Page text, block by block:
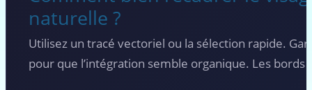
naturelle ?
Utilisez un tracé vectoriel ou la sélection rapide.
pour que l’intégration semble organique. Les bords